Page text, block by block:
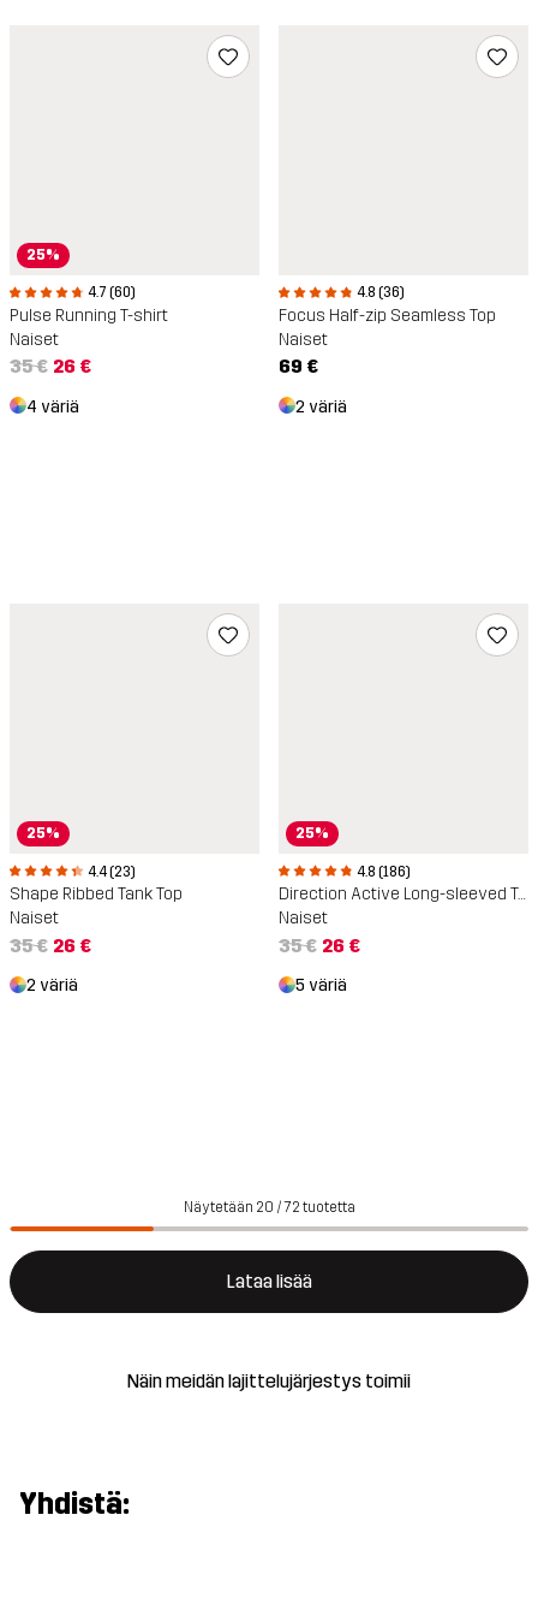
25%
4.7 (60)
Pulse Running T-shirt
Naiset
35 € 26 €
4 väriä
4.8 (36)
Focus Half-zip Seamless Top
Naiset
69 €
2 väriä
25%
4.4 (23)
Shape Ribbed Tank Top
Naiset
35 € 26 €
2 väriä
25%
4.8 (186)
Direction Active Long-sleeved T-shirt
Naiset
35 € 26 €
5 väriä
Näytetään 20 / 72 tuotetta
Lataa lisää
Näin meidän lajittelujärjestys toimii
Yhdistä: